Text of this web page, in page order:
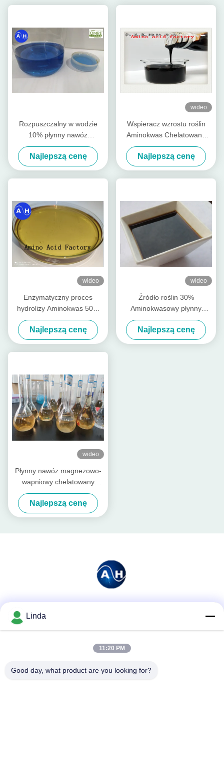
Rozpuszczalny w wodzie
10% płynny nawóz
zawierający aminokwasy
cynkowe PH8
Najlepszą cenę
wideo
Wspieracz wzrostu roślin
Aminokwas Chelatowany
Ca-Mg Płynne nawozy
organiczne specjalne dla
drzew owocowych
Najlepszą cenę
wideo
Enzymatyczny proces
hydrolizy Aminokwas 50%
Organiczny płynny nawóz
Najlepszą cenę
wideo
Źródło roślin 30%
Aminokwasowy płynny
nawóz Bezchlorowy
opakowanie 1L
Najlepszą cenę
wideo
Płynny nawóz magnezowo-
wapniowy chelatowany
aminokwasami
Najlepszą cenę
Linda
11:20 PM
Good day, what product are you looking for?